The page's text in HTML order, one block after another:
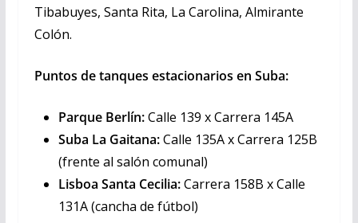
Tibabuyes, Santa Rita, La Carolina, Almirante
Colón.
Puntos de tanques estacionarios en Suba:
Parque Berlín:Calle 139 x Carrera 145A
Suba La Gaitana:Calle 135A x Carrera 125B
(frente al salón comunal)
Lisboa Santa Cecilia:Carrera 158B x Calle
131A (cancha de fútbol)